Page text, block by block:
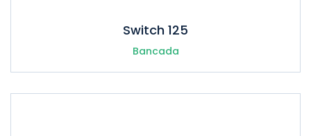
Switch 125
Bancada